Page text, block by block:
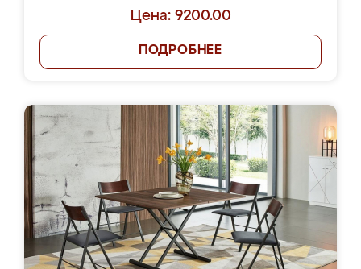
Цена: 9200.00
ПОДРОБНЕЕ